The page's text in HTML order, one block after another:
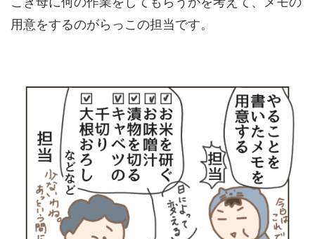
用意をするのがらっこの担当です。